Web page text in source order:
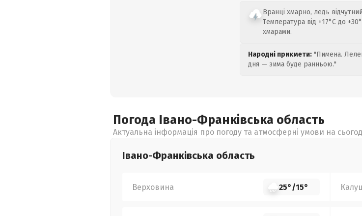
Вранці хмарно, ледь
Температура від +17°C до
хмарами.
Народні прикмети: "Пимена.
дня — зима буде ранньою."
Погода Івано-Франківська область
Актуальна інформація про погоду та атмосферні умови на
Івано-Франківська область
Верховина 25°/15°